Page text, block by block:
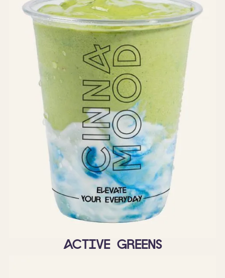
Active Greens